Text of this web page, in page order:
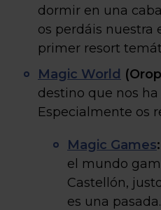
dormir en una
os perdáis nuestra
primer resort
Magic World
destino que nos
Especialmente os
Magic Games:
el mundo
Castellón,
es una pasada.